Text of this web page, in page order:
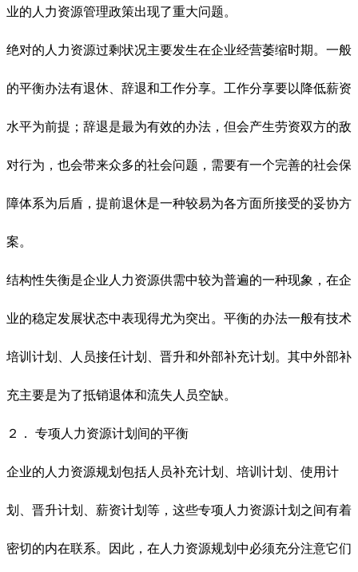
业的人力资源管理政策出现了重大问题。
绝对的人力资源过剩状况主要发生在企业经营萎缩时期。一般
的平衡办法有退休、辞退和工作分享。工作分享要以降低薪资
水平为前提；辞退是最为有效的办法，但会产生劳资双方的敌
对行为，也会带来众多的社会问题，需要有一个完善的社会保
障体系为后盾，提前退休是一种较易为各方面所接受的妥协方
案。
结构性失衡是企业人力资源供需中较为普遍的一种现象，在企
业的稳定发展状态中表现得尤为突出。平衡的办法一般有技术
培训计划、人员接任计划、晋升和外部补充计划。其中外部补
充主要是为了抵销退体和流失人员空缺。
２． 专项人力资源计划间的平衡
企业的人力资源规划包括人员补充计划、培训计划、使用计
划、晋升计划、薪资计划等，这些专项人力资源计划之间有着
密切的内在联系。因此，在人力资源规划中必须充分注意它们